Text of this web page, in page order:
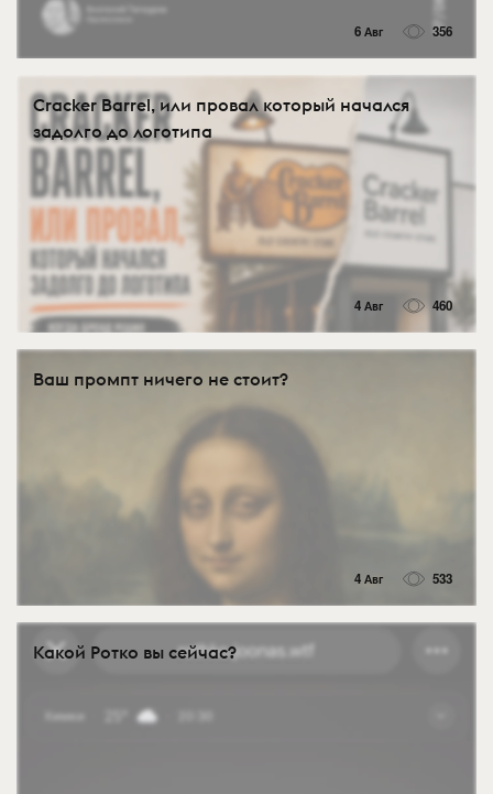
6 Авг 356
Cracker Barrel, или провал который начался
задолго до логотипа
4 Авг 460
Ваш промпт ничего не стоит?
4 Авг 533
Какой Ротко вы сейчас?